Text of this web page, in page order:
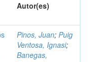
Autor(es)
Pinos, Juan; Puig
Ventosa, Ignasi;
Banegas,